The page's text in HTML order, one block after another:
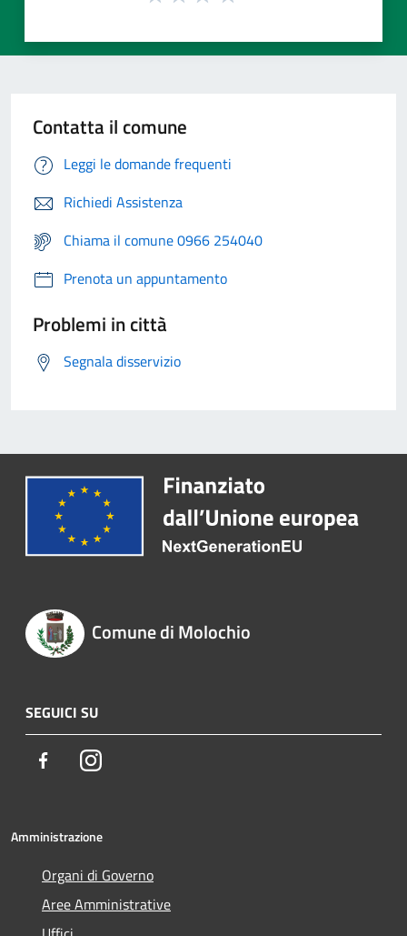
Contatta il comune
Leggi le domande frequenti
Richiedi Assistenza
Chiama il comune 0966 254040
Prenota un appuntamento
Problemi in città
Segnala disservizio
Comune di Molochio
SEGUICI SU
FacebookInstagram
Amministrazione
Organi di Governo
Aree Amministrative